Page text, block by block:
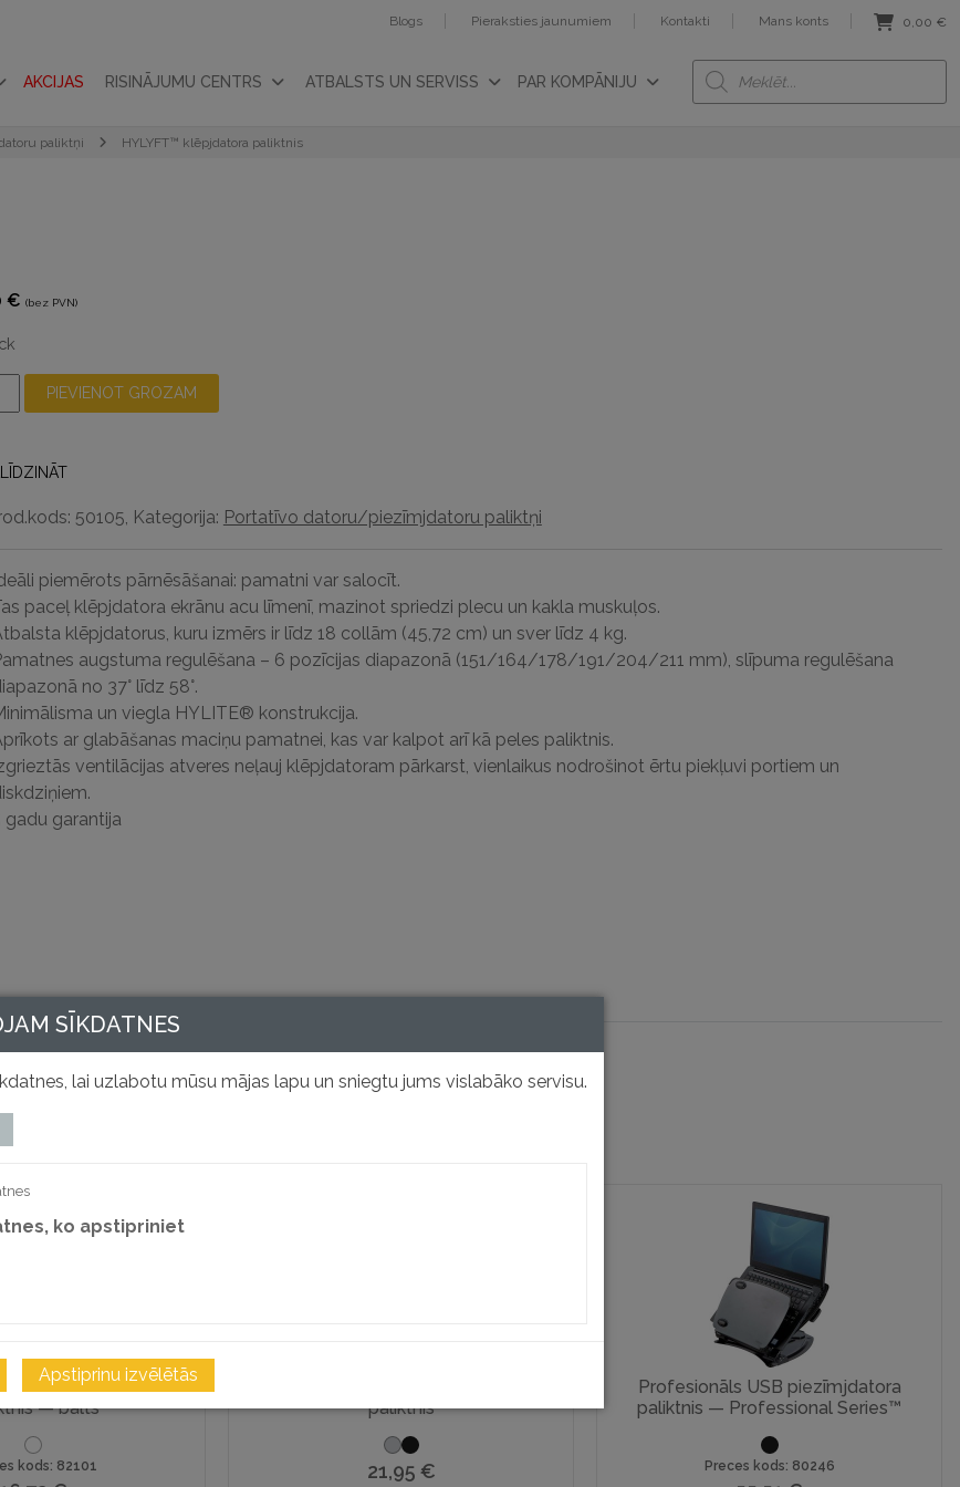
Blogs Pieraksties jaunumiem Kontakti Mans konts 0,00 €
AKCIJAS RISINĀJUMU CENTRS ATBALSTS UN SERVISS PAR KOMPĀNIJU
Products
search
paliktņi HYLYFT™ klēpjdatora paliktnis
€ (bez PVN)
PIEVIENOT GROZAM
50105, Kategorija: Portatīvo datoru/piezīmjdatoru paliktņi
piemērots pārnēsāšanai: pamatni var salocīt.
paceļ klēpjdatora ekrānu acu līmenī, mazinot spriedzi plecu un kakla muskuļos.
klēpjdatorus, kuru izmērs ir līdz 18 collām (45,72 cm) un sver līdz 4 kg.
augstuma regulēšana – 6 pozīcijas diapazonā (151/164/178/191/204/211 mm), slīpuma regulēšana
no 37° līdz 58°.
un viegla HYLITE® konstrukcija.
ar glabāšanas maciņu pamatnei, kas var kalpot arī kā peles paliktnis.
ventilācijas atveres neļauj klēpjdatoram pārkarst, vienlaikus nodrošinot ērtu piekļuvi portiem un
gadu garantija
klēpjdatora
— balts
kods: 82101
paliktnis
21,95 €
Profesionāls USB piezīmjdatora
paliktnis — Professional Series™
Preces kods: 80246
SĪKDATNES
lai uzlabotu mūsu mājas lapu un sniegtu jums vislabāko servisu.
ko apstipriniet
Apstiprinu izvēlētās